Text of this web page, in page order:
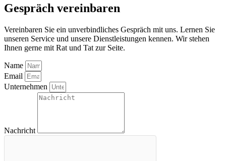
Gespräch vereinbaren
Vereinbaren Sie ein unverbindliches Gespräch mit uns. Lernen Sie
unseren Service und unsere Dienstleistungen kennen. Wir stehen
Ihnen gerne mit Rat und Tat zur Seite.
Name
Email
Unternehmen
Nachricht